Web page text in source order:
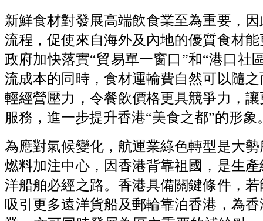
新鮮食材對發展高端飲食業至為重要，
流程，促使來自海外及內地的優質食材
政府加快落實“貿易單一窗口”和“港口社
流成本的同時，食材運輸費自然可以隨
輕經營壓力，令餐飲價格更具競爭力，
服務，進一步提升香港“美食之都”的形象
為應對氣候變化，航運業綠色轉型是大
燃料加注中心，因香港背靠祖國，是生
洋船舶必經之路。香港具備關鍵條件，
吸引更多遠洋貨船及郵輪靠泊香港，為